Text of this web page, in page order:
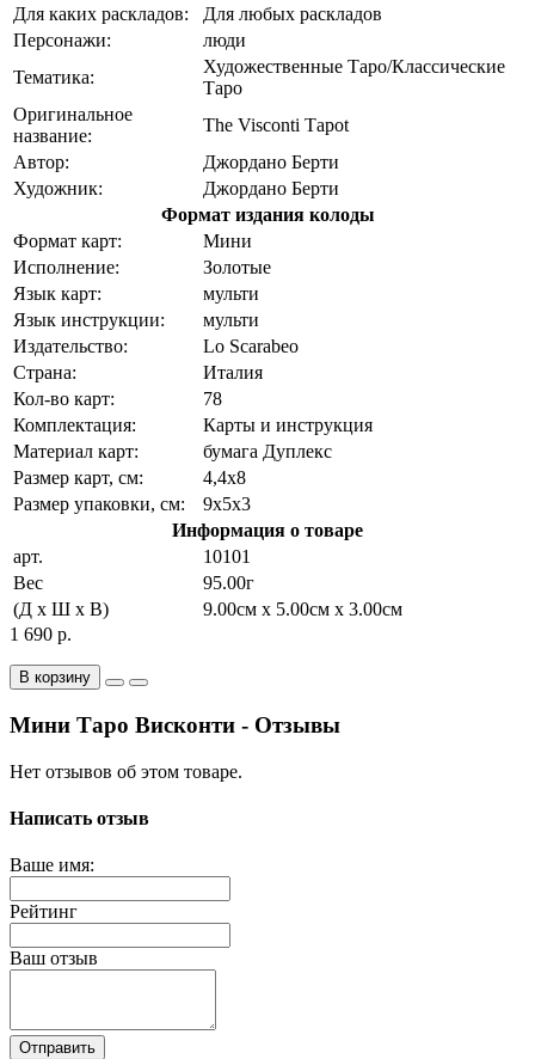
Для каких раскладов:
Для любых раскладов
Персонажи:
люди
Тематика:
Художественные Таро/Классические
Таро
Оригинальное
название:
The Visconti Тароt
Автор:
Джордано Берти
Художник:
Джордано Берти
Формат издания колоды
Формат карт:
Мини
Исполнение:
Золотые
Язык карт:
мульти
Язык инструкции:
мульти
Издательство:
Lo Scarabeo
Страна:
Италия
Кол-во карт:
78
Комплектация:
Карты и инструкция
Материал карт:
бумага Дуплекс
Размер карт, см:
4,4x8
Размер упаковки, см:
9x5x3
Информация о товаре
арт.
10101
Вес
95.00г
(Д x Ш x В)
9.00см x 5.00см x 3.00см
1 690 р.
В корзину
Мини Таро Висконти - Отзывы
Нет отзывов об этом товаре.
Написать отзыв
Ваше имя:
Рейтинг
Ваш отзыв
Отправить